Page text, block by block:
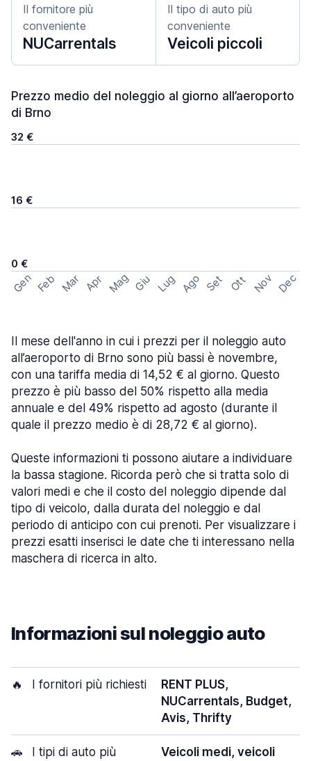
Il fornitore più
conveniente
NUCarrentals
Il tipo di auto più
conveniente
Veicoli piccoli
Prezzo medio del noleggio al giorno all’aeroporto
di Brno
32 €
16 €
0 €
Gen Feb Mar Apr Mag Giu Lug Ago Set Ott Nov Dec
Il mese dell'anno in cui i prezzi per il noleggio auto
all’aeroporto di Brno sono più bassi è novembre,
con una tariffa media di 14,52 € al giorno. Questo
prezzo è più basso del 50% rispetto alla media
annuale e del 49% rispetto ad agosto (durante il
quale il prezzo medio è di 28,72 € al giorno).
Queste informazioni ti possono aiutare a individuare
la bassa stagione. Ricorda però che si tratta solo di
valori medi e che il costo del noleggio dipende dal
tipo di veicolo, dalla durata del noleggio e dal
periodo di anticipo con cui prenoti. Per visualizzare i
prezzi esatti inserisci le date che ti interessano nella
maschera di ricerca in alto.
Informazioni sul noleggio auto
🔥 I fornitori più richiesti
RENT PLUS,
NUCarrentals, Budget,
Avis, Thrifty
🚗
I tipi di auto più
Veicoli medi, veicoli